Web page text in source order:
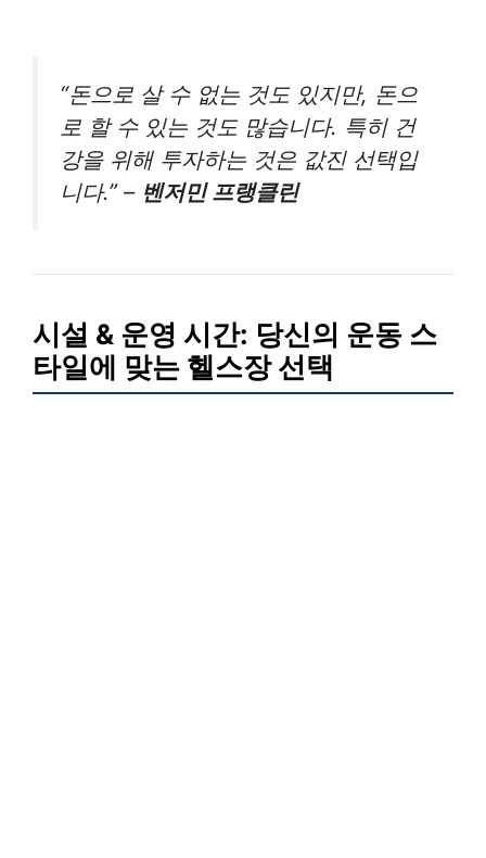
“돈으로 살 수 없는 것도 있지만, 돈으
로 할 수 있는 것도 많습니다. 특히 건
강을 위해 투자하는 것은 값진 선택입
니다.” – 벤저민 프랭클린
시설 & 운영 시간: 당신의 운동 스
타일에 맞는 헬스장 선택